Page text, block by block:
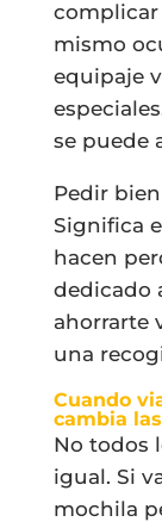
complicar
mismo
equipaje
se puede
Pedir
Significa
hacen
dedicado
ahorrarte
una
Cuando
cambia
No todos
igual. Si
mochila